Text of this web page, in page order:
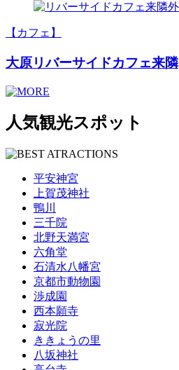
【カフェ】
大原リバーサイドカフェ来隣
人気観光スポット
平安神宮
上賀茂神社
鴨川
三千院
北野天満宮
六角堂
石清水八幡宮
京都市動物園
渉成園
西本願寺
寂光院
ききょうの里
八坂神社